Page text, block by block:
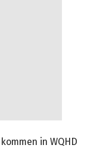
in WQHD